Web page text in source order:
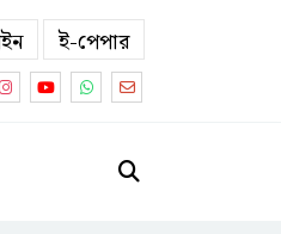
ই-পেপার